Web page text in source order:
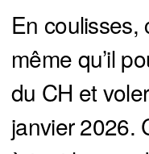
En coulisses,
même qu’il
du CH et
janvier 2026.